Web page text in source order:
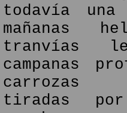
todavía una
mañanas
tranvías
campanas
carrozas
tiradas